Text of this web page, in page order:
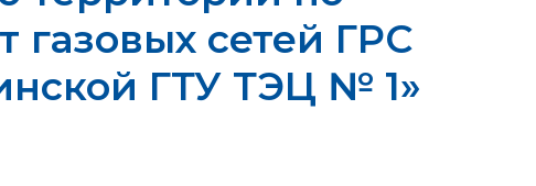
газовых сетей ГРС
ГТУ ТЭЦ № 1»